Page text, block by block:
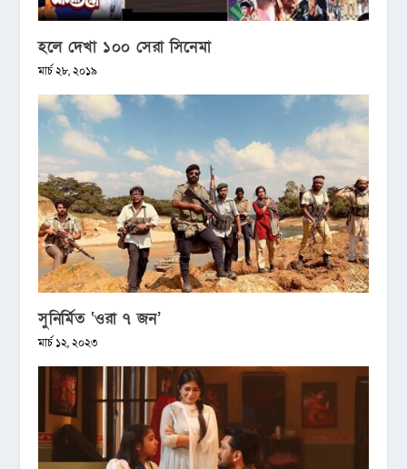
হলে দেখা ১০০ সেরা সিনেমা
মার্চ ২৮, ২০১৯
সুনির্মিত ‘ওরা ৭ জন’
মার্চ ১২, ২০২৩